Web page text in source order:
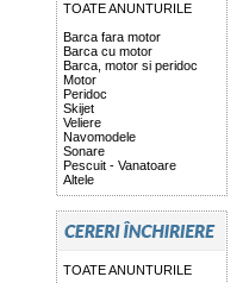
TOATE ANUNTURILE
Barca fara motor
Barca cu motor
Barca, motor si peridoc
Motor
Peridoc
Skijet
Veliere
Navomodele
Sonare
Pescuit - Vanatoare
Altele
TOATE ANUNTURILE